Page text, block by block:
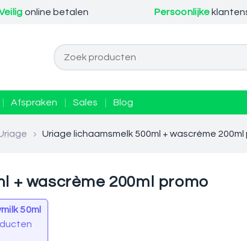
online betalen Persoonlijke
Afspraken Sales Blog
> Uriage lichaamsmelk 500ml + wascrème 200ml
+ wascrème 200ml promo
50ml